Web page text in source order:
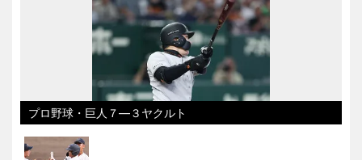
プロ野球・巨人７―３ヤクルト